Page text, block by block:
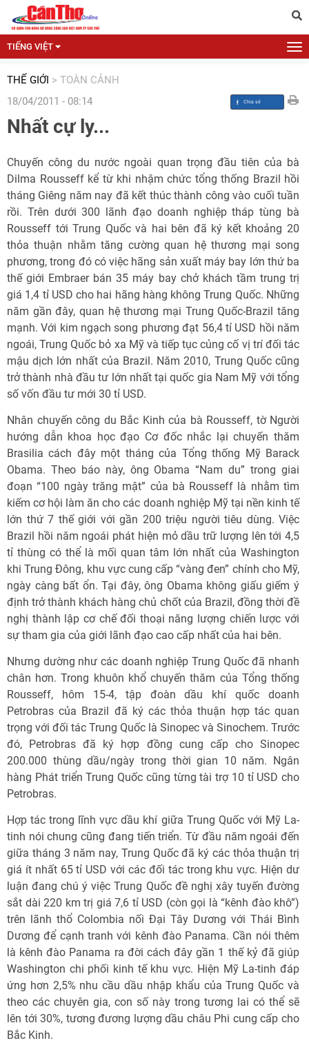
TIẾNG VIỆT
THẾ GIỚI > TOÀN CẢNH
18/04/2011 - 08:14
Nhất cự ly...
Chuyến công du nước ngoài quan trọng đầu tiên của bà
Dilma Rousseff kể từ khi nhậm chức tổng thống Brazil hồi
tháng Giêng năm nay đã kết thúc thành công vào cuối tuần
rồi. Trên dưới 300 lãnh đạo doanh nghiệp tháp tùng bà
Rousseff tới Trung Quốc và hai bên đã ký kết khoảng 20
thỏa thuận nhằm tăng cường quan hệ thương mại song
phương, trong đó có việc hãng sản xuất máy bay lớn thứ ba
thế giới Embraer bán 35 máy bay chở khách tầm trung trị
giá 1,4 tỉ USD cho hai hãng hàng không Trung Quốc. Những
năm gần đây, quan hệ thương mại Trung Quốc-Brazil tăng
mạnh. Với kim ngạch song phương đạt 56,4 tỉ USD hồi năm
ngoái, Trung Quốc bỏ xa Mỹ và tiếp tục củng cố vị trí đối tác
mậu dịch lớn nhất của Brazil. Năm 2010, Trung Quốc cũng
trở thành nhà đầu tư lớn nhất tại quốc gia Nam Mỹ với tổng
số vốn đầu tư mới 30 tỉ USD.
Nhân chuyến công du Bắc Kinh của bà Rousseff, tờ Người
hướng dẫn khoa học đạo Cơ đốc nhắc lại chuyến thăm
Brasilia cách đây một tháng của Tổng thống Mỹ Barack
Obama. Theo báo này, ông Obama “Nam du” trong giai
đoạn “100 ngày trăng mật” của bà Rousseff là nhằm tìm
kiếm cơ hội làm ăn cho các doanh nghiệp Mỹ tại nền kinh tế
lớn thứ 7 thế giới với gần 200 triệu người tiêu dùng. Việc
Brazil hồi năm ngoái phát hiện mỏ dầu trữ lượng lên tới 4,5
tỉ thùng có thể là mối quan tâm lớn nhất của Washington
khi Trung Đông, khu vực cung cấp “vàng đen” chính cho Mỹ,
ngày càng bất ổn. Tại đây, ông Obama không giấu giếm ý
định trở thành khách hàng chủ chốt của Brazil, đồng thời đề
nghị thành lập cơ chế đối thoại năng lượng chiến lược với
sự tham gia của giới lãnh đạo cao cấp nhất của hai bên.
Nhưng dường như các doanh nghiệp Trung Quốc đã nhanh
chân hơn. Trong khuôn khổ chuyến thăm của Tổng thống
Rousseff, hôm 15-4, tập đoàn dầu khí quốc doanh
Petrobras của Brazil đã ký các thỏa thuận hợp tác quan
trọng với đối tác Trung Quốc là Sinopec và Sinochem. Trước
đó, Petrobras đã ký hợp đồng cung cấp cho Sinopec
200.000 thùng dầu/ngày trong thời gian 10 năm. Ngân
hàng Phát triển Trung Quốc cũng từng tài trợ 10 tỉ USD cho
Petrobras.
Hợp tác trong lĩnh vực dầu khí giữa Trung Quốc với Mỹ La-
tinh nói chung cũng đang tiến triển. Từ đầu năm ngoái đến
giữa tháng 3 năm nay, Trung Quốc đã ký các thỏa thuận trị
giá ít nhất 65 tỉ USD với các đối tác trong khu vực. Hiện dư
luận đang chú ý việc Trung Quốc đề nghị xây tuyến đường
sắt dài 220 km trị giá 7,6 tỉ USD (còn gọi là “kênh đào khô”)
trên lãnh thổ Colombia nối Đại Tây Dương với Thái Bình
Dương để cạnh tranh với kênh đào Panama. Cần nói thêm
là kênh đào Panama ra đời cách đây gần 1 thế kỷ đã giúp
Washington chi phối kinh tế khu vực. Hiện Mỹ La-tinh đáp
ứng hơn 2,5% nhu cầu dầu nhập khẩu của Trung Quốc và
theo các chuyên gia, con số này trong tương lai có thể sẽ
lên tới 30%, tương đương lượng dầu châu Phi cung cấp cho
Bắc Kinh.